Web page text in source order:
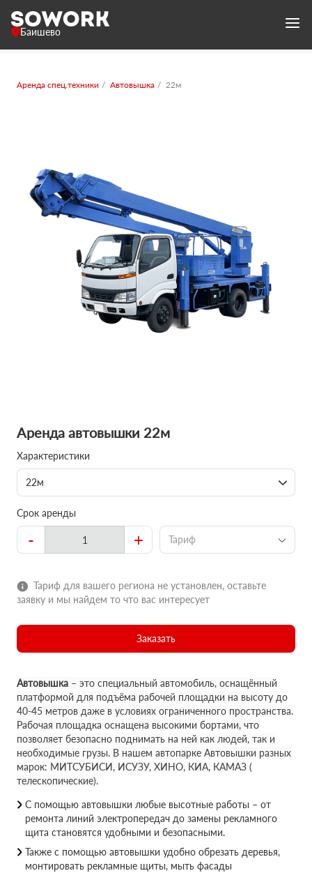
Баишево
Аренда спец.техники Автовышка 22м
Аренда автовышки 22м
Характеристики
22м
Срок аренды
- + Тариф
Тариф для вашего региона не установлен, оставьте
заявку и мы найдем то что вас интересует
Заказать
Автовышка – это специальный автомобиль, оснащённый
платформой для подъёма рабочей площадки на высоту до
40-45 метров даже в условиях ограниченного пространства.
Рабочая площадка оснащена высокими бортами, что
позволяет безопасно поднимать на ней как людей, так и
необходимые грузы. В нашем автопарке Автовышки разных
марок: МИТСУБИСИ, ИСУЗУ, ХИНО, КИА, КАМАЗ (
телескопические).
С помощью автовышки любые высотные работы – от
ремонта линий электропередач до замены рекламного
щита становятся удобными и безопасными.
Также с помощью автовышки удобно обрезать деревья,
монтировать рекламные щиты, мыть фасады